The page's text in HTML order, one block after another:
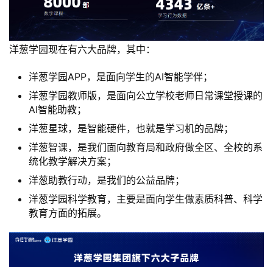
洋葱学园现在有六大品牌，其中：
洋葱学园APP，是面向学生的AI智能学伴；
洋葱学园教师版，是面向公立学校老师日常课堂授课的
AI智能助教；
洋葱星球，是智能硬件，也就是学习机的品牌；
洋葱智课，是我们面向教育局和政府做全区、全校的系
统化教学解决方案；
洋葱助教行动，是我们的公益品牌；
洋葱学园科学教育，主要是面向学生做素质科普、科学
教育方面的拓展。